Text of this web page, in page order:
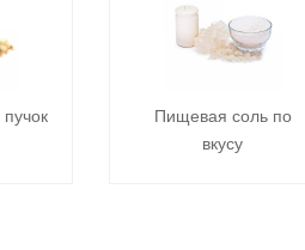
Пищевая соль по
вкусу